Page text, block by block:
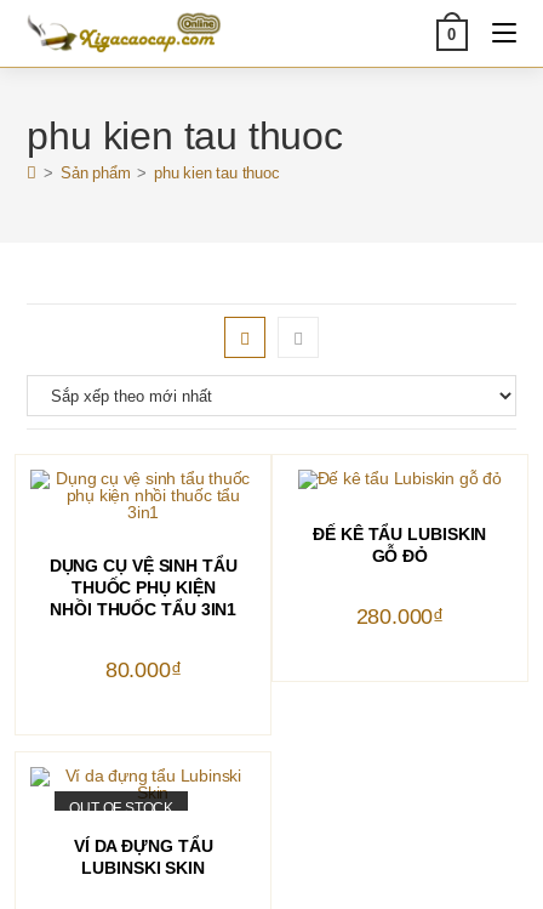
Skip
content
0
phu kien tau thuoc
> Sản phẩm > phu kien tau thuoc
THÊM VÀO GIỎ HÀNG
DỤNG CỤ VỆ SINH TẨU
THUỐC PHỤ KIỆN
NHỒI THUỐC TẨU 3IN1
80.000₫
THÊM VÀO GIỎ HÀNG
ĐẾ KÊ TẨU LUBISKIN
GỖ ĐỎ
280.000₫
OUT OF STOCK
VÍ DA ĐỰNG TẨU
LUBINSKI SKIN